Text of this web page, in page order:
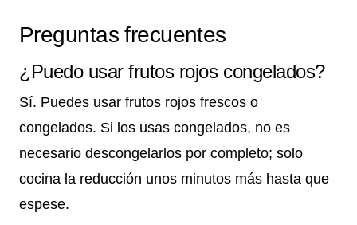
Preguntas frecuentes
¿Puedo usar frutos rojos congelados?
Sí. Puedes usar frutos rojos frescos o
congelados. Si los usas congelados, no es
necesario descongelarlos por completo; solo
cocina la reducción unos minutos más hasta que
espese.